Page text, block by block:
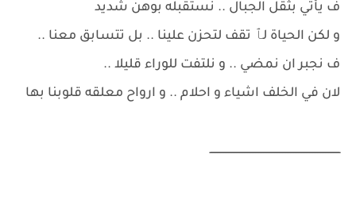
ف يأتي بثقل الجبال .. نستقبله بوهن شديد
و لكن الحياة لٱ تقف لتحزن علينا .. بل تتسابق معنا ..
ف نجبر ان نمضي .. و نلتفت للوراء قليلا ..
لان في الخلف اشياء و احلام .. و ارواح معلقه قلوبنا بها
ــــــــــــــــــــــــــــــــــــــــــــــــــــــــــــــــــــــــــــــــــ